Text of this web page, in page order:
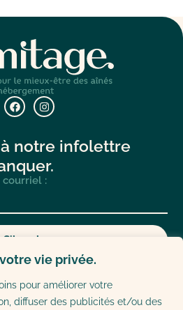
vie privée.
pour améliorer votre
diffuser des publicités et/ou des
notre infolettre
courriel :
S'inscrire